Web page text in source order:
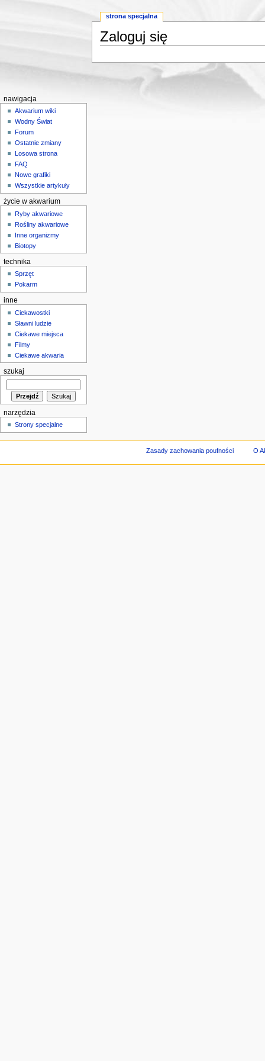
Zaloguj się
strona specjalna
nawigacja
Akwarium wiki
Wodny Świat
Forum
Ostatnie zmiany
Losowa strona
FAQ
Nowe grafiki
Wszystkie artykuły
życie w akwarium
Ryby akwariowe
Rośliny akwariowe
Inne organizmy
Biotopy
technika
Sprzęt
Pokarm
inne
Ciekawostki
Sławni ludzie
Ciekawe miejsca
Filmy
Ciekawe akwaria
szukaj
narzędzia
Strony specjalne
Zasady zachowania poufności O